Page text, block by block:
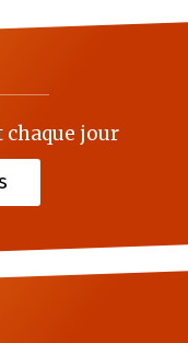
chaque jour